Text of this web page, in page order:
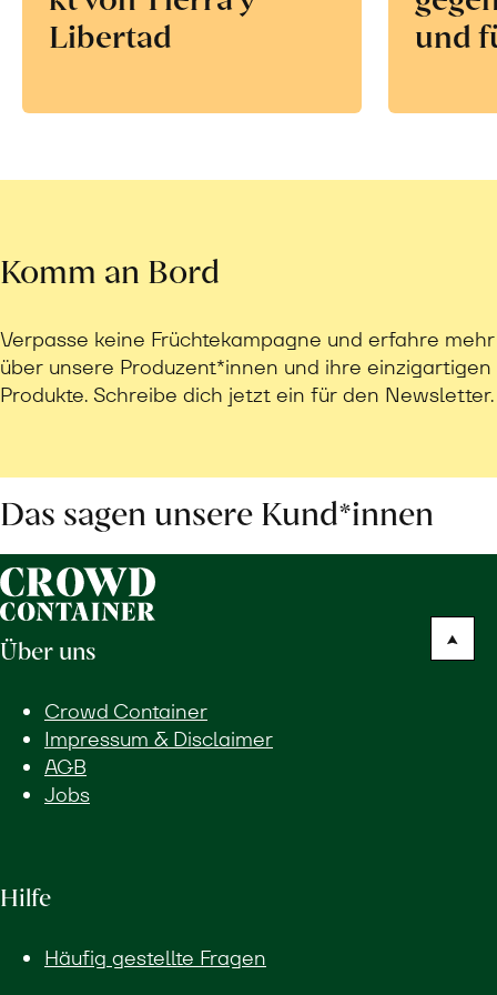
Libertad
und
Komm an Bord
Verpasse keine Früchtekampagne und erfahre mehr
über unsere Produzent*innen und ihre einzigartigen
Produkte. Schreibe dich jetzt ein für den Newsletter.
Das sagen unsere Kund*innen
Über uns
Crowd Container
Impressum & Disclaimer
AGB
Jobs
Hilfe
Häufig gestellte Fragen